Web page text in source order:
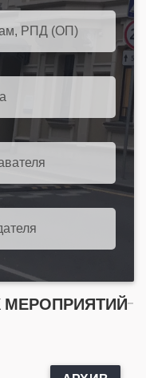
РПД (ОП)